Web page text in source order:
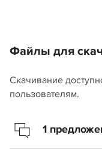
Файлы для
Скачивание
пользователям.
1